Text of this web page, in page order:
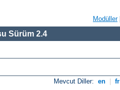
Modüller|
Sürüm 2.4
Mevcut Diller: en fr